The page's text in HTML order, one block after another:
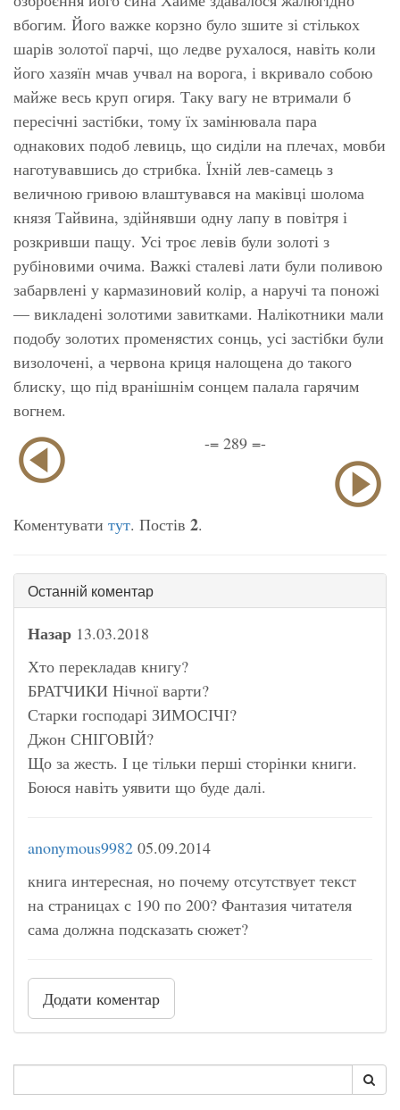
вбогим. Його важке корзно було зшите зі стількох
шарів золотої парчі, що ледве рухалося, навіть коли
його хазяїн мчав учвал на ворога, і вкривало собою
майже весь круп огиря. Таку вагу не втримали б
пересічні застібки, тому їх замінювала пара
однакових подоб левиць, що сиділи на плечах, мовби
наготувавшись до стрибка. Їхній лев-самець з
величною гривою влаштувався на маківці шолома
князя Тайвина, здійнявши одну лапу в повітря і
розкривши пащу. Усі троє левів були золоті з
рубіновими очима. Важкі сталеві лати були поливою
забарвлені у кармазиновий колір, а наручі та поножі
— викладені золотими завитками. Налікотники мали
подобу золотих променястих сонць, усі застібки були
визолочені, а червона криця налощена до такого
блиску, що під вранішнім сонцем палала гарячим
вогнем.
-= 289 =-
Коментувати тут. Постів 2.
Останній коментар
Назар 13.03.2018
Хто перекладав книгу?
БРАТЧИКИ Нічної варти?
Старки господарі ЗИМОСІЧІ?
Джон СНІГОВІЙ?
Що за жесть. І це тільки перші сторінки книги.
Боюся навіть уявити що буде далі.
anonymous9982 05.09.2014
книга интересная, но почему отсутствует текст
на страницах с 190 по 200? Фантазия читателя
сама должна подсказать сюжет?
Додати коментар